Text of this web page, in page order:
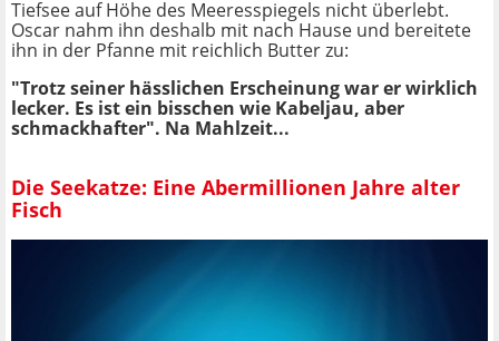
Tiefsee auf Höhe des Meeresspiegels nicht überlebt.
Oscar nahm ihn deshalb mit nach Hause und bereitete
ihn in der Pfanne mit reichlich Butter zu:
"Trotz seiner hässlichen Erscheinung war er wirklich
lecker. Es ist ein bisschen wie Kabeljau, aber
schmackhafter". Na Mahlzeit...
Die Seekatze: Eine Abermillionen Jahre alter
Fisch